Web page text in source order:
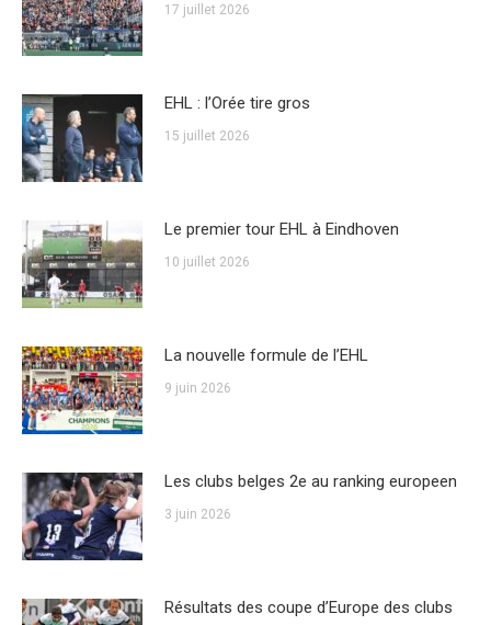
17 juillet 2026
EHL : l’Orée tire gros
15 juillet 2026
Le premier tour EHL à Eindhoven
10 juillet 2026
La nouvelle formule de l’EHL
9 juin 2026
Les clubs belges 2e au ranking europeen
3 juin 2026
Résultats des coupe d’Europe des clubs